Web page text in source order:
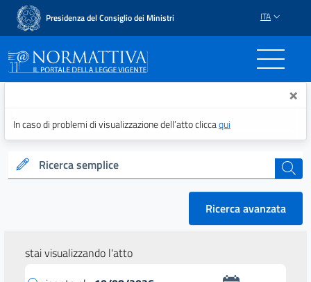
Presidenza del Consiglio dei Ministri ITA
Normattiva - Il portale ×
In caso di problemi di visualizzazione dell’atto cliccaqui
Ricerca semplice cerca
Ricerca avanzata
stai visualizzando l'atto